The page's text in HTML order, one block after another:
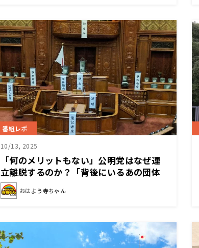
番組レポ
10/13, 2025
「何のメリットもない」公明党はなぜ連
立離脱するのか？「背後にいるあの団体
の…」
おはよう寺ちゃん